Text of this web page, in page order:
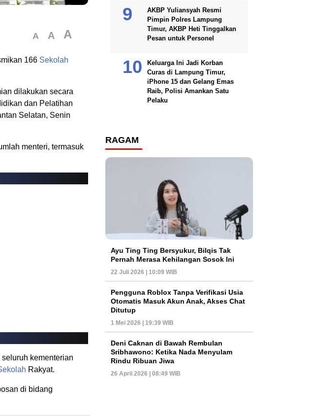
A A A
166 Sekolah
dilakukan secara
dan Pelatihan
Selatan, Senin
menteri, termasuk
kementerian
Rakyat.
di bidang
AKBP Yuliansyah Resmi
Pimpin Polres Lampung
Timur, AKBP Heti Tinggalkan
Pesan untuk Personel
Keluarga Ini Jadi Korban
Curas di Lampung Timur,
iPhone 15 dan Gelang Emas
Raib, Polisi Amankan Satu
Pelaku
RAGAM
Ayu Ting Ting Bersyukur, Bilqis Tak
Pernah Merasa Kehilangan Sosok Ini
22 Juli 2026 | 10:09 WIB
Pengguna Roblox Tanpa Verifikasi Usia
Otomatis Masuk Akun Anak, Akses Chat
Ditutup
1 Mei 2026 | 19:39 WIB
Deni Caknan di Bawah Rembulan
Sribhawono: Ketika Nada Menyulam
Rindu Ribuan Jiwa
26 April 2026 | 08:49 WIB